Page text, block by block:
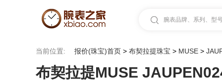
腕表品牌、系列、型
当前位置: 报价(珠宝)首页 > 布契拉提珠宝 > MUSE >
布契拉提MUSE